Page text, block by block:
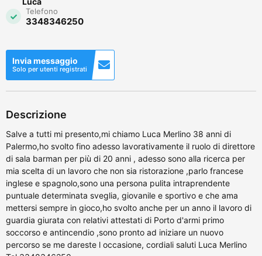
Telefono
3348346250
Invia messaggio
Solo per utenti registrati
Descrizione
Salve a tutti mi presento,mi chiamo Luca Merlino 38 anni di
Palermo,ho svolto fino adesso lavorativamente il ruolo di direttore
di sala barman per più di 20 anni , adesso sono alla ricerca per
mia scelta di un lavoro che non sia ristorazione ,parlo francese
inglese e spagnolo,sono una persona pulita intraprendente
puntuale determinata sveglia, giovanile e sportivo e che ama
mettersi sempre in gioco,ho svolto anche per un anno il lavoro di
guardia giurata con relativi attestati di Porto d'armi primo
soccorso e antincendio ,sono pronto ad iniziare un nuovo
percorso se me dareste l occasione, cordiali saluti Luca Merlino